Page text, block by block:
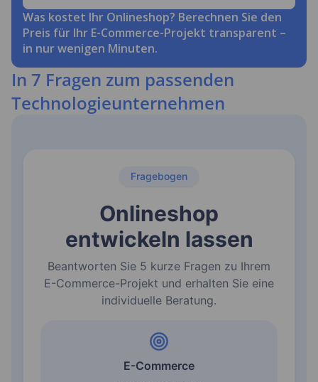
Was kostet Ihr Onlineshop? Berechnen Sie den
Preis für Ihr E-Commerce-Projekt transparent –
in nur wenigen Minuten.
In 7 Fragen zum passenden
Technologieunternehmen